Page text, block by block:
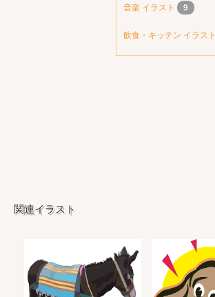
音楽 イラスト 9
飲食・キッチン イラスト
関連イラスト